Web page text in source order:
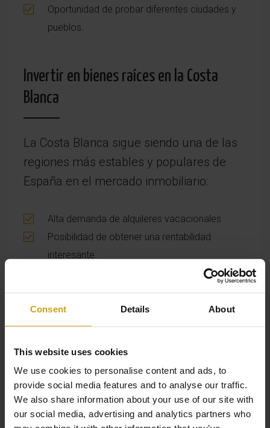
Consent Details About
This website uses cookies
We use cookies to personalise content and ads, to
provide social media features and to analyse our traffic.
We also share information about your use of our site with
our social media, advertising and analytics partners who
Oportunidad de probar diferentes ciudades y
pueblos.
Invertir en bienes raíces en la Costa
Blanca
La Costa Blanca sigue siendo una de las
regiones más estables y populares de
España en el mercado inmobiliario:
Alta demanda de alquileres vacacionales
Posibilidad de obtener una rentabilidad
interesante.
Mercado internacional en crecimiento
Fuerte atractivo para las aves que pasan el
invierno en la zona.
sobre las mejores oportunidades de
inversión.